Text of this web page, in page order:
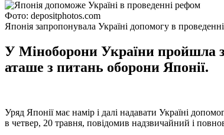
Фото: depositphotos.com
Японія запропонувала Україні допомогу в
У Міноборони України пройшла
аташе з питань оборони Японії.
Уряд Японії має намір і далі надавати Україні
в четвер, 20 травня, повідомив надзвичайний і